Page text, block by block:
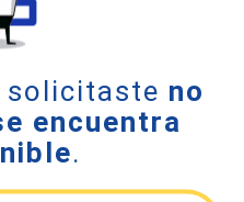
solicitaste no
encuentra
.